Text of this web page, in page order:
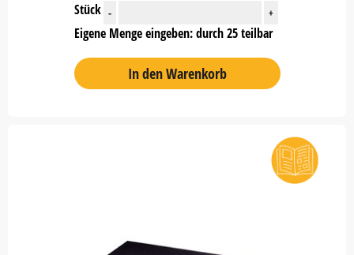
Stück - +
Eigene Menge eingeben: durch 25 teilbar
In den Warenkorb